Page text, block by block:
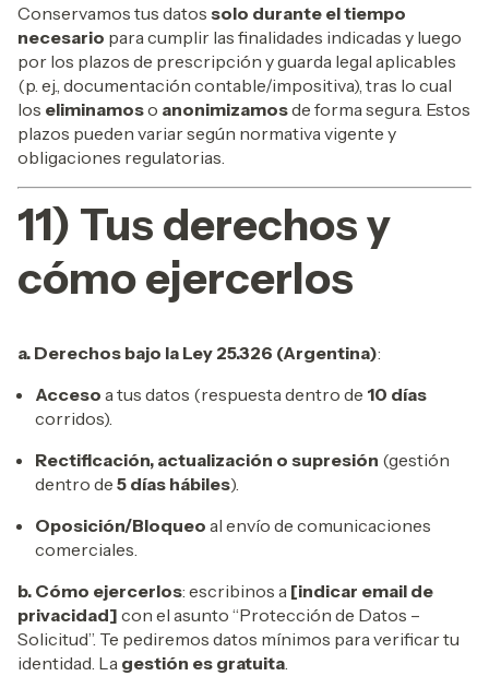
Conservamos tus datos solo durante el tiempo
necesario para cumplir las finalidades indicadas y luego
por los plazos de prescripción y guarda legal aplicables
(p. ej., documentación contable/impositiva), tras lo cual
los eliminamoso anonimizamosde forma segura. Estos
plazos pueden variar según normativa vigente y
obligaciones regulatorias.
11) Tus derechos y
cómo ejercerlos
a. Derechos bajo la Ley 25.326 (Argentina):
Acceso a tus datos (respuesta dentro de 10 días
corridos).
Rectificación, actualización o supresión (gestión
dentro de 5 días hábiles).
Oposición/Bloqueo al envío de comunicaciones
comerciales.
b. Cómo ejercerlos: escribinos a [indicar email de
privacidad] con el asunto “Protección de Datos –
Solicitud”. Te pediremos datos mínimos para verificar tu
identidad. La gestión es gratuita.